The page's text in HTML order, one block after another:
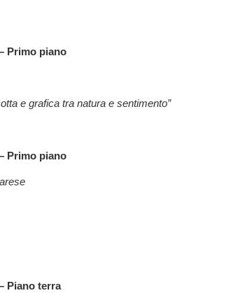
Primo piano
e grafica tra natura e sentimento”
Primo piano
Piano terra